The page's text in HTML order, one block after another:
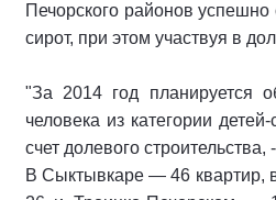
Печорского районов
сирот, при этом участвуя в
"За 2014 год планируется
человека из категории
счет долевого
В Сыктывкаре — 46 квартир,